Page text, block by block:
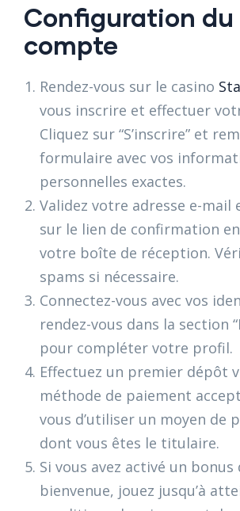
Configuration du
compte
Rendez-vous sur le casino
vous inscrire et effectuer
Cliquez sur “S’inscrire” et
formulaire avec vos
personnelles exactes.
Validez votre adresse e-mail
sur le lien de confirmation
votre boîte de réception.
spams si nécessaire.
Connectez-vous avec vos
rendez-vous dans la section
pour compléter votre profil.
Effectuez un premier dépôt
méthode de paiement
vous d’utiliser un moyen de
dont vous êtes le titulaire.
Si vous avez activé un bonus
bienvenue, jouez jusqu’à